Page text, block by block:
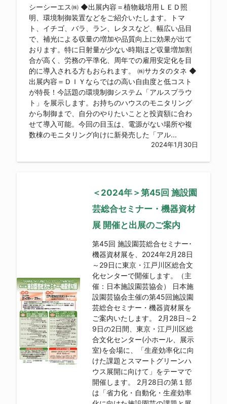
シーシーエス㈱ ◆出展内容＝植物栽培用ＬＥＤ照
明、環境制御装置などをご紹介いたします。トマ
ト、イチゴ、バラ、ラン、レタスなど、幅広い品目
で、補光による収量の増加や品質向上に効果が出て
おります。特に日射量が少ない時期ほど収量増加割
合が高く、労務の平準化、周年での雇用安定化を目
的に導入される方もおられます。 ㈱サカタのタネ ◆
出展内容＝ＤＩＹならではの高い自由度と低コスト
が特長！今話題の環境制御システム「アルスプラウ
ト」を展示します。お持ちのハウスのモニタリング
から制御まで、自分のやりたいことと投資額に合わ
せて導入可能。今回の目玉は、電源がない場所や複
数棟のモニタリング向けに新発売した「アル...
2024年1月30日
＜2024年＞第45回 施設園
芸総合セミナー・機器資材
展 開催と出展のご案内
第45回 施設園芸総合セミナー･
機器資材展を、2024年2月28日
～29日に東京・江戸川区総合文
化センターで開催します。（主
催：日本施設園芸協会） 日本施
設園芸協会主催の第45回施設園
芸総合セミナー・機器資材展を
ご案内いたします。 2月28日～2
9日の2日間、東京・江戸川区総
合文化センター(小ホール、展示
室)を会場に、「生産効率化に向
けた課題とスマートグリーンハ
ウス展開に向けて」をテーマで
開催します。 2月28日の第１部
は「省力化・自動化・生産効率